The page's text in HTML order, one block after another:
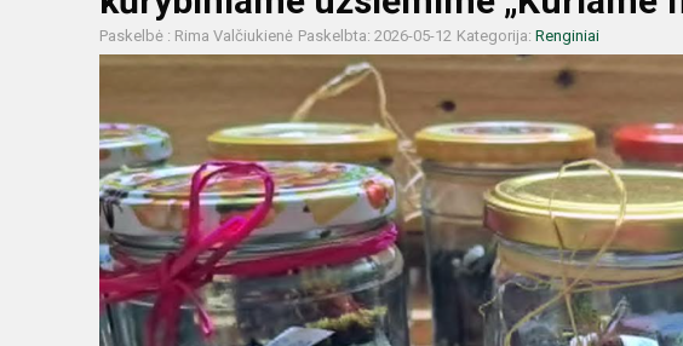
Paskelbė : Rima Valčiukienė Paskelbta: 2026-05-12 Kategorija: Renginiai